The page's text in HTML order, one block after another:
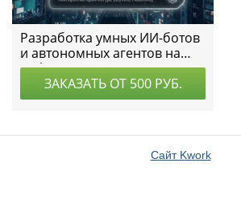
Сайт Kwork